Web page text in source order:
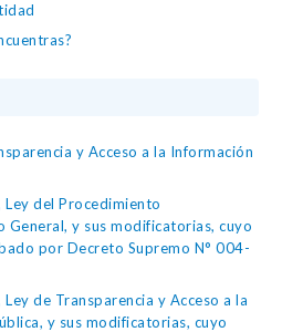
y Acceso a la Información
Ley del Procedimiento
General, y sus modificatorias, cuyo
por Decreto Supremo N° 004-
de Transparencia y Acceso a la
y sus modificatorias, cuyo